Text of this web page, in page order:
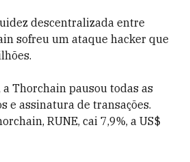
descentralizada entre
sofreu um ataque hacker que
a Thorchain pausou todas as
e assinatura de transações.
RUNE, cai 7,9%, a US$